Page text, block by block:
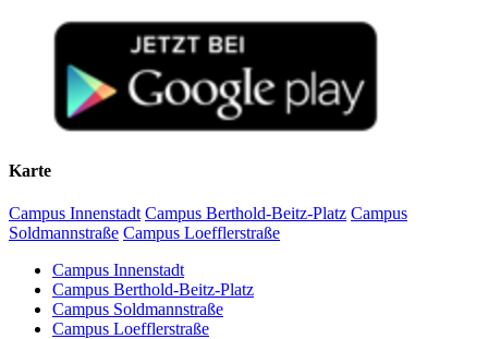
Karte
Campus Innenstadt Campus Berthold-Beitz-Platz Campus
Soldmannstraße Campus Loefflerstraße
Campus Innenstadt
Campus Berthold-Beitz-Platz
Campus Soldmannstraße
Campus Loefflerstraße